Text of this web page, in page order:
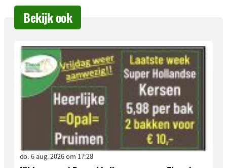
Bekijk ook
do. 6 aug. 2026 om 17:28